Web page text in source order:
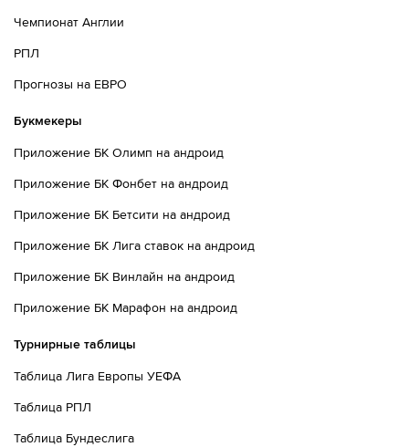
Чемпионат Англии
РПЛ
Прогнозы на ЕВРО
Букмекеры
Приложение БК Олимп на андроид
Приложение БК Фонбет на андроид
Приложение БК Бетсити на андроид
Приложение БК Лига ставок на андроид
Приложение БК Винлайн на андроид
Приложение БК Марафон на андроид
Турнирные таблицы
Таблица Лига Европы УЕФА
Таблица РПЛ
Таблица Бундеслига